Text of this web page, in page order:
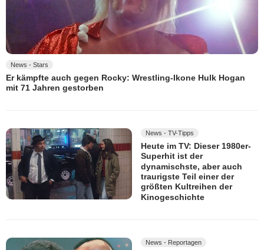
News - Stars
Er kämpfte auch gegen Rocky: Wrestling-Ikone Hulk Hogan
mit 71 Jahren gestorben
News - TV-Tipps
Heute im TV: Dieser 1980er-
Superhit ist der
dynamischste, aber auch
traurigste Teil einer der
größten Kultreihen der
Kinogeschichte
News - Reportagen